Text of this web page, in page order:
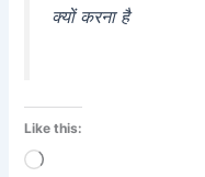
क्यों करना है
Like this:
Loading…